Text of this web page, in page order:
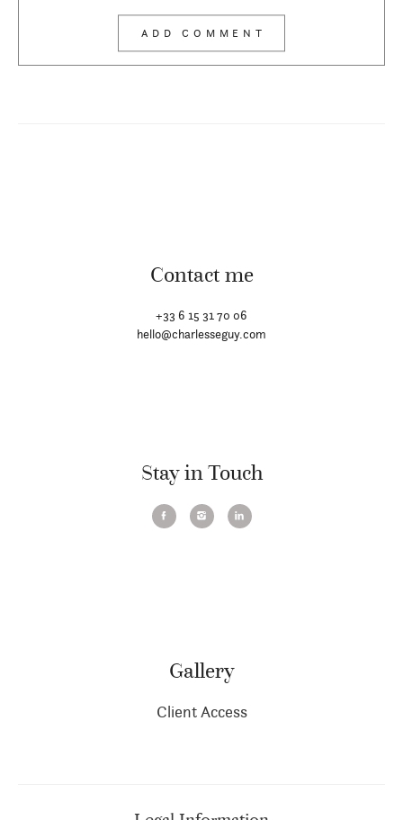
Contact me
+33 6 15 31 70 06
hello@charlesseguy.com
Stay in Touch
Gallery
Client Access